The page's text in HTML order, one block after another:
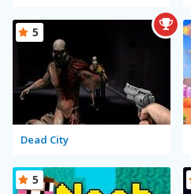
Dead City
5
5